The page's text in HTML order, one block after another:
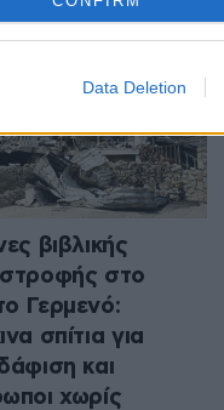
Data Deletion
βιβλικής
στο
Γερμενό:
σπίτια για
και
χωρίς